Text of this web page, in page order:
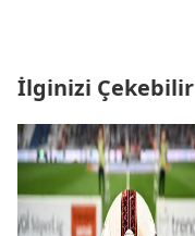
İlginizi Çekebilir